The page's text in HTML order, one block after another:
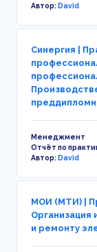
Автор:David
Синергия |
Менеджмент
Отчёт по
Автор:David
МОИ (МТИ) |
Организация
и ремонту